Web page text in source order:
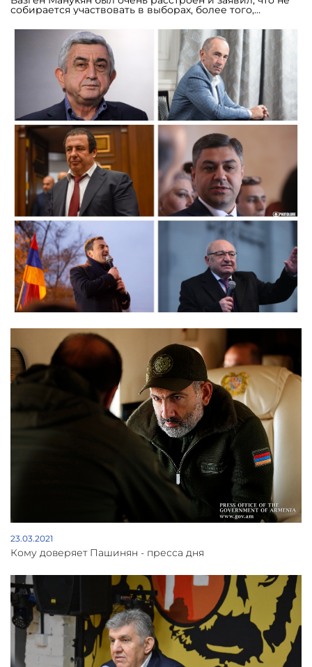
23.03.2021
Кому доверяет Пашинян - пресса дня